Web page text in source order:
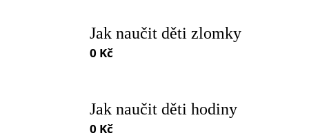
Jak naučit děti zlomky
0 Kč
Jak naučit děti hodiny
0 Kč